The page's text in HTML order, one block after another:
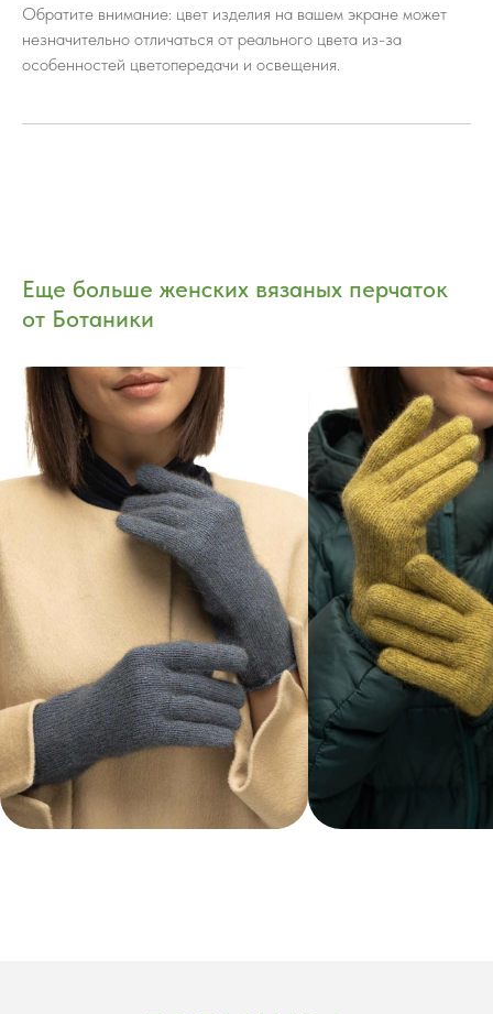
Обратите внимание: цвет изделия на вашем экране может
незначительно отличаться от реального цвета из-за
особенностей цветопередачи и освещения.
Еще больше женских вязаных перчаток
от Ботаники